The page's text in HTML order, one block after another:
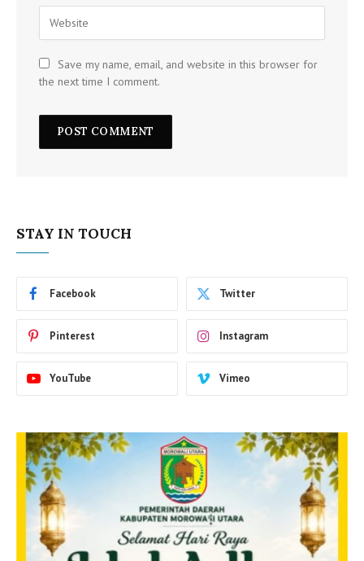
Save my name, email, and website in this browser for
the next time I comment.
STAY IN TOUCH
Facebook Twitter
Pinterest Instagram
YouTube Vimeo